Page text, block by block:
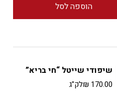
הוספה לסל
שיפודי שייטל “חי בריא”
₪ 170.00 לק"ג